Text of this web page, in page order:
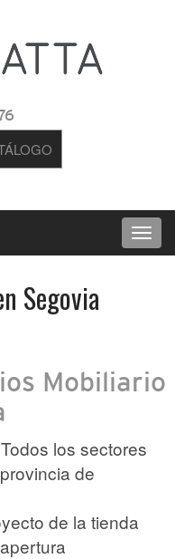
Segovia
Mobiliario
los sectores
de
de la tienda